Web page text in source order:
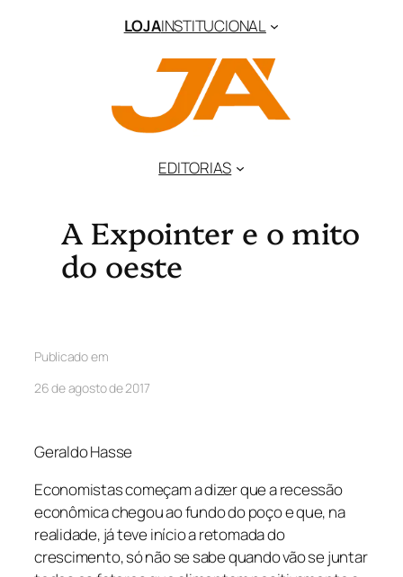
LOJAINSTITUCIONAL
EDITORIAS
A Expointer e o mito
do oeste
Publicado em
26 de agosto de 2017
Geraldo Hasse
Economistas começam a dizer que a recessão
econômica chegou ao fundo do poço e que, na
realidade, já teve início a retomada do
crescimento, só não se sabe quando vão se juntar